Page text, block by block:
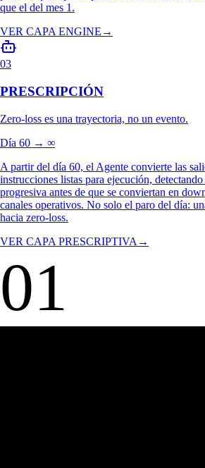
A partir del día 10, Made OS analiza la
interconectada, no señales aisladas,
normal de cada activo: rangos nominales,
patrones por tipo de producción. El modelo
que el del mes 1.
VER CAPA ENGINE→
03
PRESCRIPCIÓN
Zero-loss es una trayectoria, no un evento.
Día 60 → ∞
A partir del día 60, el Agente convierte las
instrucciones listas para ejecución, detectando
progresiva antes de que se conviertan en
hacia zero-loss.
VER CAPA PRESCRIPTIVA
01